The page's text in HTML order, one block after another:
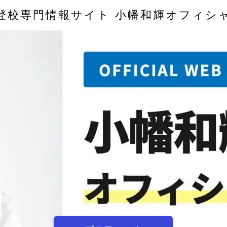
校専門情報サイト 小幡和輝オフィシ